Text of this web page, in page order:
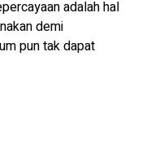
adalah hal
demi
pun tak dapat